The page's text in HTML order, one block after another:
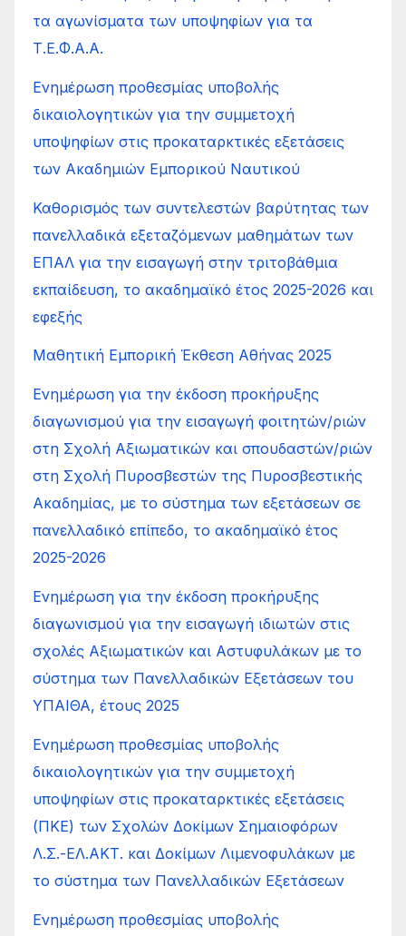
τα αγωνίσματα των υποψηφίων για τα
Τ.Ε.Φ.Α.Α.
Ενημέρωση προθεσμίας υποβολής
δικαιολογητικών για την συμμετοχή
υποψηφίων στις προκαταρκτικές εξετάσεις
των Ακαδημιών Εμπορικού Ναυτικού
Καθορισμός των συντελεστών βαρύτητας των
πανελλαδικά εξεταζόμενων μαθημάτων των
ΕΠΑΛ για την εισαγωγή στην τριτοβάθμια
εκπαίδευση, το ακαδημαϊκό έτος 2025-2026 και
εφεξής
Μαθητική Εμπορική Έκθεση Αθήνας 2025
Ενημέρωση για την έκδοση προκήρυξης
διαγωνισμού για την εισαγωγή φοιτητών/ριών
στη Σχολή Αξιωματικών και σπουδαστών/ριών
στη Σχολή Πυροσβεστών της Πυροσβεστικής
Ακαδημίας, με το σύστημα των εξετάσεων σε
πανελλαδικό επίπεδο, το ακαδημαϊκό έτος
2025-2026
Ενημέρωση για την έκδοση προκήρυξης
διαγωνισμού για την εισαγωγή ιδιωτών στις
σχολές Αξιωματικών και Αστυφυλάκων με το
σύστημα των Πανελλαδικών Εξετάσεων του
ΥΠΑΙΘΑ, έτους 2025
Ενημέρωση προθεσμίας υποβολής
δικαιολογητικών για την συμμετοχή
υποψηφίων στις προκαταρκτικές εξετάσεις
(ΠΚΕ) των Σχολών Δοκίμων Σημαιοφόρων
Λ.Σ.-ΕΛ.ΑΚΤ. και Δοκίμων Λιμενοφυλάκων με
το σύστημα των Πανελλαδικών Εξετάσεων
Ενημέρωση προθεσμίας υποβολής